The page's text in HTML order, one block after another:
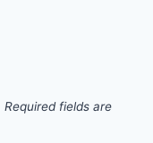
Required fields are